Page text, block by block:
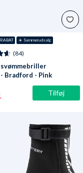
☀️ Sommerudsalg
Tilføj
(84)
Bradford - Pink